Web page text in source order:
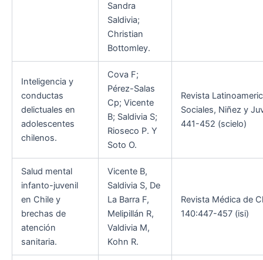
Sandra
Saldivia;
Christian
Bottomley.
Inteligencia y
conductas
delictuales en
adolescentes
chilenos.
Cova F;
Pérez-Salas
Cp; Vicente
B; Saldivia S;
Rioseco P. Y
Soto O.
Revista
Sociales, Niñez y
441-452 (scielo)
Salud mental
infanto-juvenil
en Chile y
brechas de
atención
sanitaria.
Vicente B,
Saldivia S, De
La Barra F,
Melipillán R,
Valdivia M,
Kohn R.
Revista Médica de
140:447-457 (isi)